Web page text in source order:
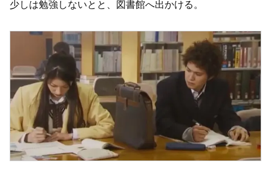
少しは勉強しないとと、図書館へ出かける。